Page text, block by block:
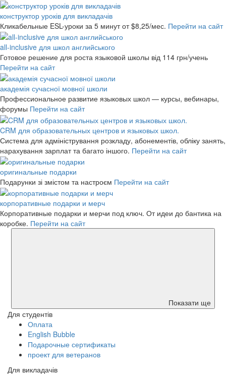
конструктор уроків для викладачів
Кликабельные ESL-уроки за 5 минутот $8,25/мес. Перейти на сайт
all-inclusive для школ английського
Готовое решение для роста языковой школы від 114 грн/учень
Перейти на сайт
академія сучасної мовної школи
Профессиональное развитие языковых школ — курсы, вебинары,
форумы Перейти на сайт
CRM для образовательных центров и языковых школ.
Система для адміністрування розкладу, абонементів, обліку занять,
нарахування зарплат та багато іншого. Перейти на сайт
оригинальные подарки
Подарунки зі змістом та настроєм Перейти на сайт
корпоративные подарки и мерч
Корпоративные подарки и мерчи под ключ. От идеи до бантика на
коробке. Перейти на сайт
Показати ще
Для студентів
Оплата
English Bubble
Подарочные сертификаты
проект для ветеранов
Для викладачів